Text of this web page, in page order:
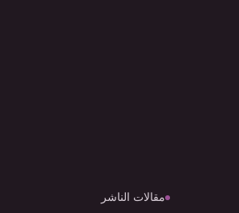
مقالات الناشر